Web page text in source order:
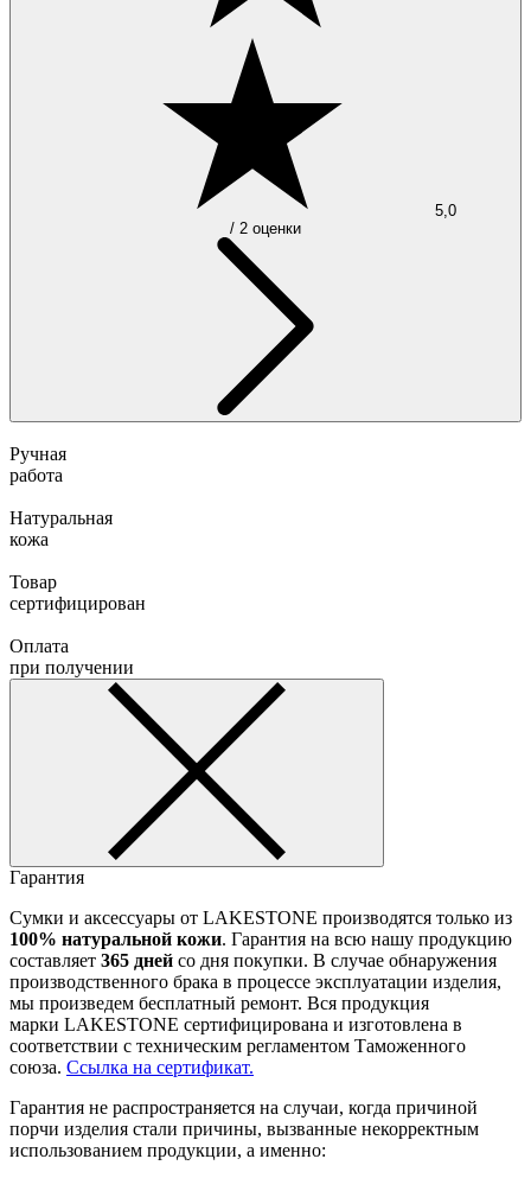
5,0
/ 2 оценки
Ручная
работа
Натуральная
кожа
Товар
сертифицирован
Оплата
при получении
Гарантия
Сумки и аксессуары от LAKESTONE производятся только из
100% натуральной кожи. Гарантия на всю нашу продукцию
составляет 365 дней со дня покупки. В случае обнаружения
производственного брака в процессе эксплуатации изделия,
мы произведем бесплатный ремонт. Вся продукция
марки LAKESTONE сертифицирована и изготовлена в
соответствии с техническим регламентом Таможенного
союза. Ссылка на сертификат.
Гарантия не распространяется на случаи, когда причиной
порчи изделия стали причины, вызванные некорректным
использованием продукции, а именно: